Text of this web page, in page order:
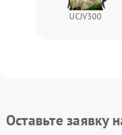
UCJV300
Оставьте заявку